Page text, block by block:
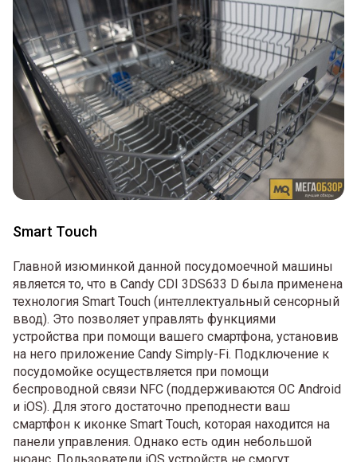
Smart Touch
Главной изюминкой данной посудомоечной машины
является то, что в Candy CDI 3DS633 D была применена
технология Smart Touch (интеллектуальный сенсорный
ввод). Это позволяет управлять функциями
устройства при помощи вашего смартфона, установив
на него приложение Candy Simply-Fi. Подключение к
посудомойке осуществляется при помощи
беспроводной связи NFC (поддерживаются ОС Android
и iOS). Для этого достаточно преподнести ваш
смартфон к иконке Smart Touch, которая находится на
панели управления. Однако есть один небольшой
нюанс. Пользователи iOS устройств не смогут